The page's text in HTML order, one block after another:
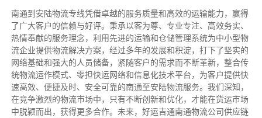
南通到安陆物流专线凭借卓越的服务质量和高效的运输能力，赢得
了广大客户的信赖与好评。 秉承以客为尊、专业专注、高效务实、
热情奉献的服务理念，利用先进的运输和仓储管理系统为中小型物
流企业提供物流解决方案，经过多年的发展和积淀，打下了坚实的
网络基础和强大的人员储备，紧随客户的需求而不断革新，整合传
统物流运作模式、零担快运网络和信息化技术平台，为客户提供快
速高效、便捷及时、安全可靠的南通至安陆物流服务。 我们深知，
在竞争激烈的物流市场中，只有不断创新和优化，才能在货运市场
中脱颖而出，获得更多合作。 未来，好运吉通南通物流公司供应链